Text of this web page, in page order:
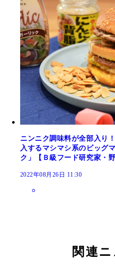
ニンニク調味料が全部入り
入するマシマシ系のビッグ
ク」【Ｂ級フード研究家・
2022年08月26日 11:30
関連